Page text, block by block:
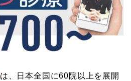
は、日本全国に60院以上を展開